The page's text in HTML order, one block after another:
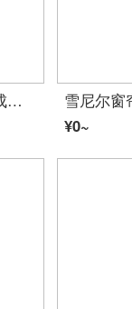
全遮光布避光窗帘成品布料保暖隔热防晒阳台卧室飘窗遮阳布 3.4米宽X2.5米高 (这是一片的尺寸) 加厚全遮光(大布带送四叉钩)
¥0~